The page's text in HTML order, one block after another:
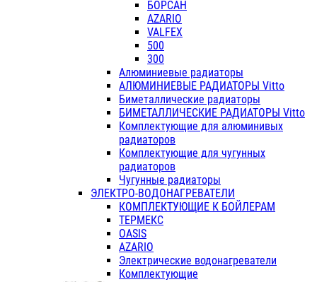
БОРСАН
AZARIO
VALFEX
500
300
Алюминиевые радиаторы
АЛЮМИНИЕВЫЕ РАДИАТОРЫ Vitto
Биметаллические радиаторы
БИМЕТАЛЛИЧЕСКИЕ РАДИАТОРЫ Vitto
Комплектующие для алюминивых
радиаторов
Комплектующие для чугунных
радиаторов
Чугунные радиаторы
ЭЛЕКТРО-ВОДОНАГРЕВАТЕЛИ
КОМПЛЕКТУЮЩИЕ К БОЙЛЕРАМ
ТЕРМЕКС
OASIS
AZARIO
Электрические водонагреватели
Комплектующие